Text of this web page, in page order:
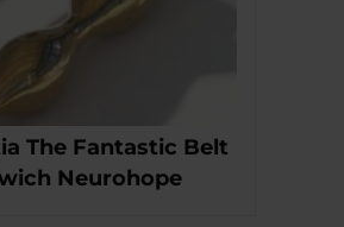
The Fantastic Belt
Neurohope